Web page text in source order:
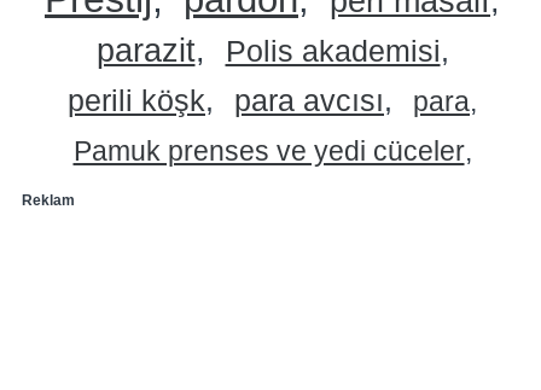
parazit
Polis akademisi
perili köşk
para avcısı
para
Pamuk prenses ve yedi cüceler
Reklam